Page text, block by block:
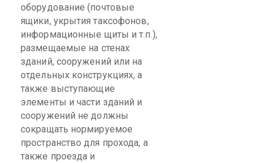
оборудование (почтовые
ящики, укрытия таксофонов,
информационные щиты и т.п.),
размещаемые на стенах
зданий, сооружений или на
отдельных конструкциях, а
также выступающие
элементы и части зданий и
сооружений не должны
сокращать нормируемое
пространство для прохода, а
также проезда и